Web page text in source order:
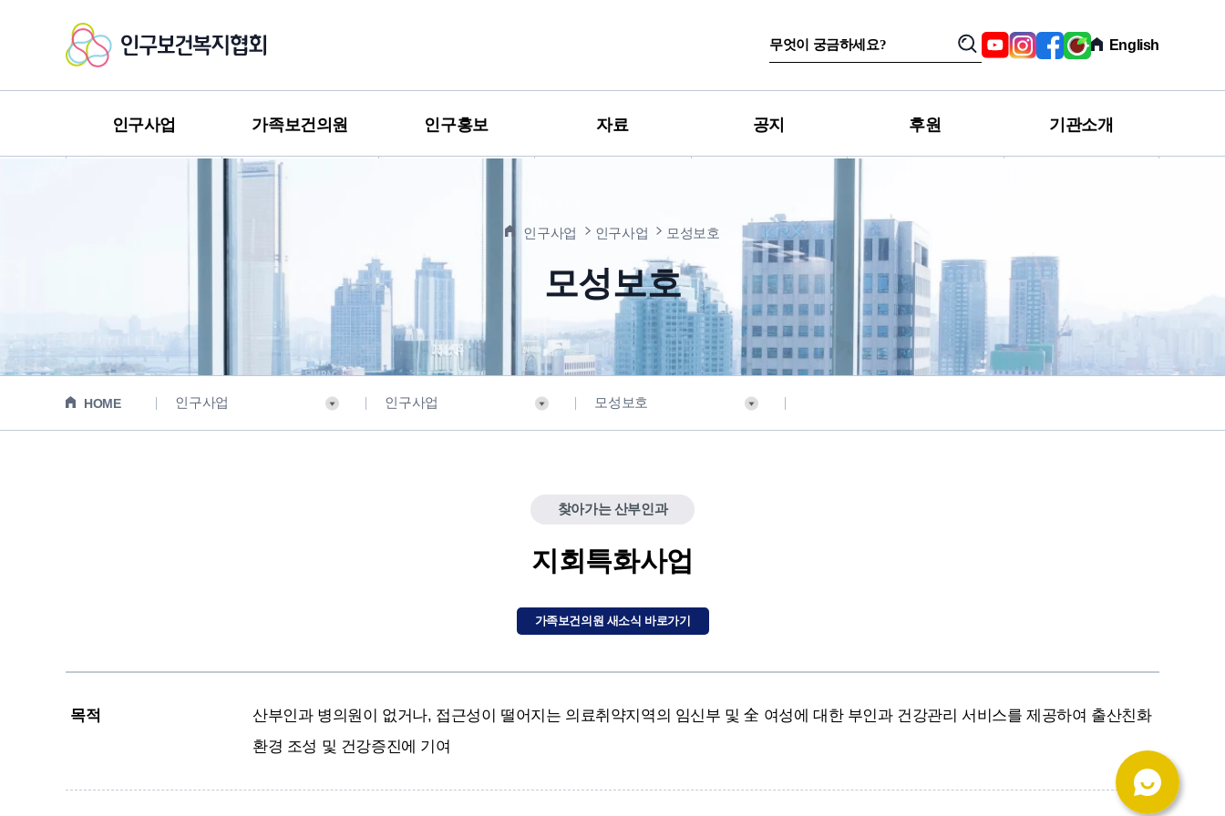
인
구
검
색
어
검
SNS,
관
YoutubeInstagramFacebook
육
아
구
페
English
인구사업 가족보건의원 인구홍보 자료 공지 후원 기관소개
인구사업 인구사업 모성보호
모성보호
HOME 인구사업 인구사업 모성보호
찾아가는 산부인과
지회특화사업
가족보건의원 새소식 바로가기
목적
산부인과 병의원이 없거나, 접근성이 떨어지는 의료취약지역의 임신부 및 全 여성에 대한 부인과 건강관리 서비스를 제공하여 출산친화
환경 조성 및 건강증진에 기여